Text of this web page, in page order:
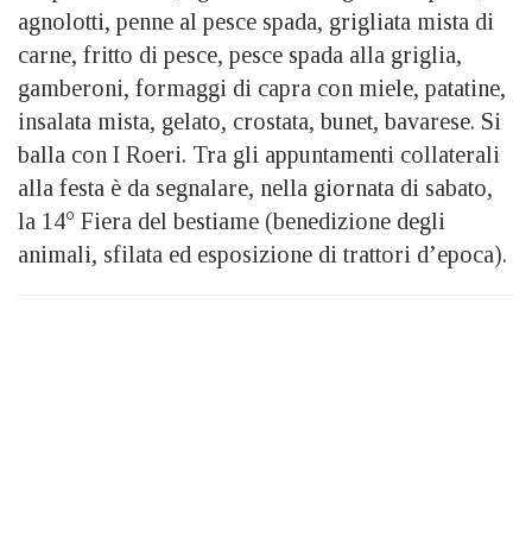
agnolotti, penne al pesce spada, grigliata mista di
carne, fritto di pesce, pesce spada alla griglia,
gamberoni, formaggi di capra con miele, patatine,
insalata mista, gelato, crostata, bunet, bavarese. Si
balla con I Roeri. Tra gli appuntamenti collaterali
alla festa è da segnalare, nella giornata di sabato,
la 14° Fiera del bestiame (benedizione degli
animali, sfilata ed esposizione di trattori d’epoca).